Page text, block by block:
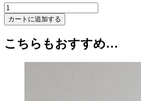
Borrowed
Light
#27,
Necklace
Venetian
カートに追加する
こちらもおすすめ…